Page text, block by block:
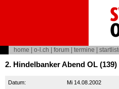
home o-l.ch forum termine
2. Hindelbanker Abend OL (139)
Datum:
Mi 14.08.2002